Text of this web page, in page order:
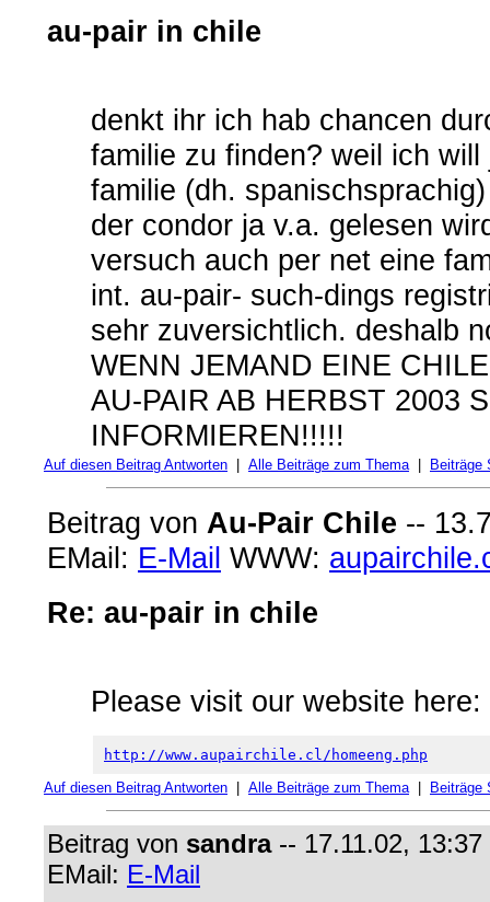
au-pair in chile
denkt ihr ich hab chancen
familie zu finden? weil ich
familie (dh.
der condor ja v.a. gelesen
versuch auch per net eine
int. au-pair- such-dings
sehr zuversichtlich. deshalb
WENN JEMAND EINE
AU-PAIR AB HERBST 2003
INFORMIEREN!!!!!
Auf diesen Beitrag Antworten Alle Beiträge zum Thema| Beiträge
Beitrag von Au-Pair Chile --
EMail: E-Mail WWW:
Re: au-pair in chile
Please visit our website here:
http://www.aupairchile.cl/homeeng.php
Auf diesen Beitrag Antworten Alle Beiträge zum Thema| Beiträge
Beitrag von sandra -- 17.11.02, 13:37
EMail: E-Mail